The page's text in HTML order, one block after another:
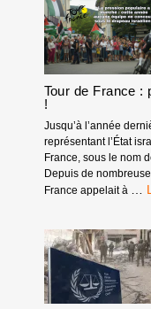
Tour de France :
!
Jusqu’à l’année
représentant l’État
France, sous le nom
Depuis de
France appelait à
:
!